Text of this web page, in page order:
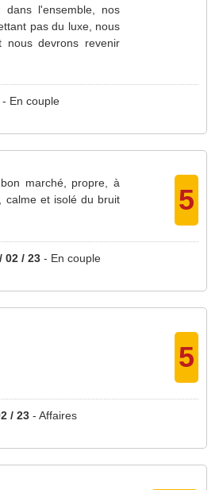
l'ensemble, nos
pas du luxe, nous
nous devrons revenir
- En couple
marché, propre, à
calme et isolé du bruit
5
02 / 23 - En couple
5
/ 23 - Affaires